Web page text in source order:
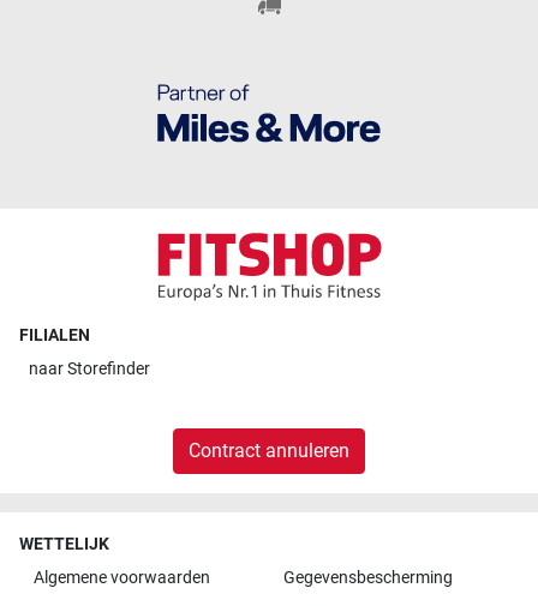
FILIALEN
naarStorefinder
Contract annuleren
WETTELIJK
Algemene voorwaarden
Gegevensbescherming